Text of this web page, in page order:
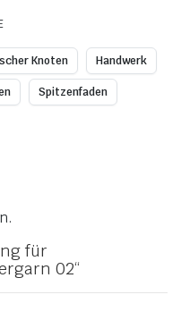
Knoten Handwerk
Spitzenfaden
für
02“